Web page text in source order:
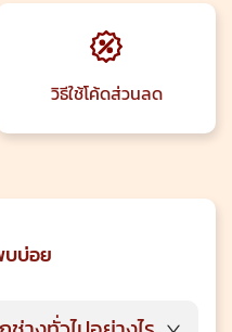
วิธีใช้โค้ดส่วนลด
บบ่อย